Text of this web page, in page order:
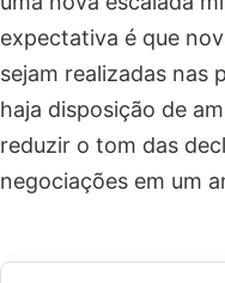
expectativa é que
sejam realizadas nas
haja disposição de
reduzir o tom das
negociações em um